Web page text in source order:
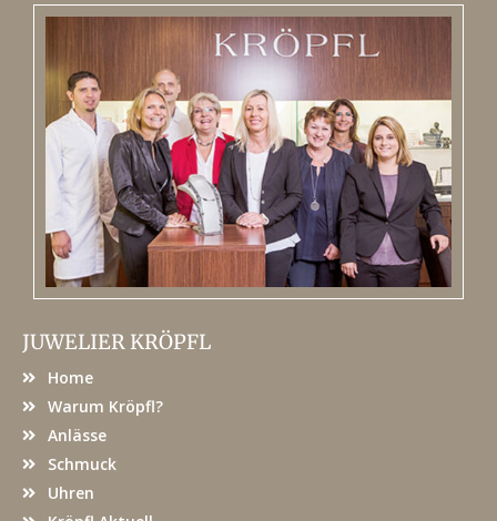
JUWELIER KRÖPFL
Home
Warum Kröpfl?
Anlässe
Schmuck
Uhren